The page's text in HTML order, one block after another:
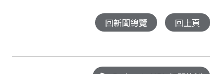
回新聞總覽 回上頁